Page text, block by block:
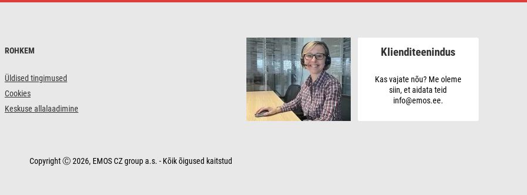
ROHKEM
Üldised tingimused
Cookies
Keskuse allalaadimine
Klienditeenindus
Kas vajate nõu? Me oleme
siin, et aidata teid
info@emos.ee.
Copyright Ⓒ 2026, EMOS CZ group a.s. - Kõik õigused kaitstud